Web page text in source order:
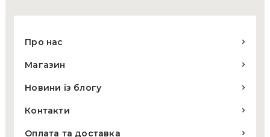
Про нас
Магазин
Новини із блогу
Контакти
Оплата та доставка